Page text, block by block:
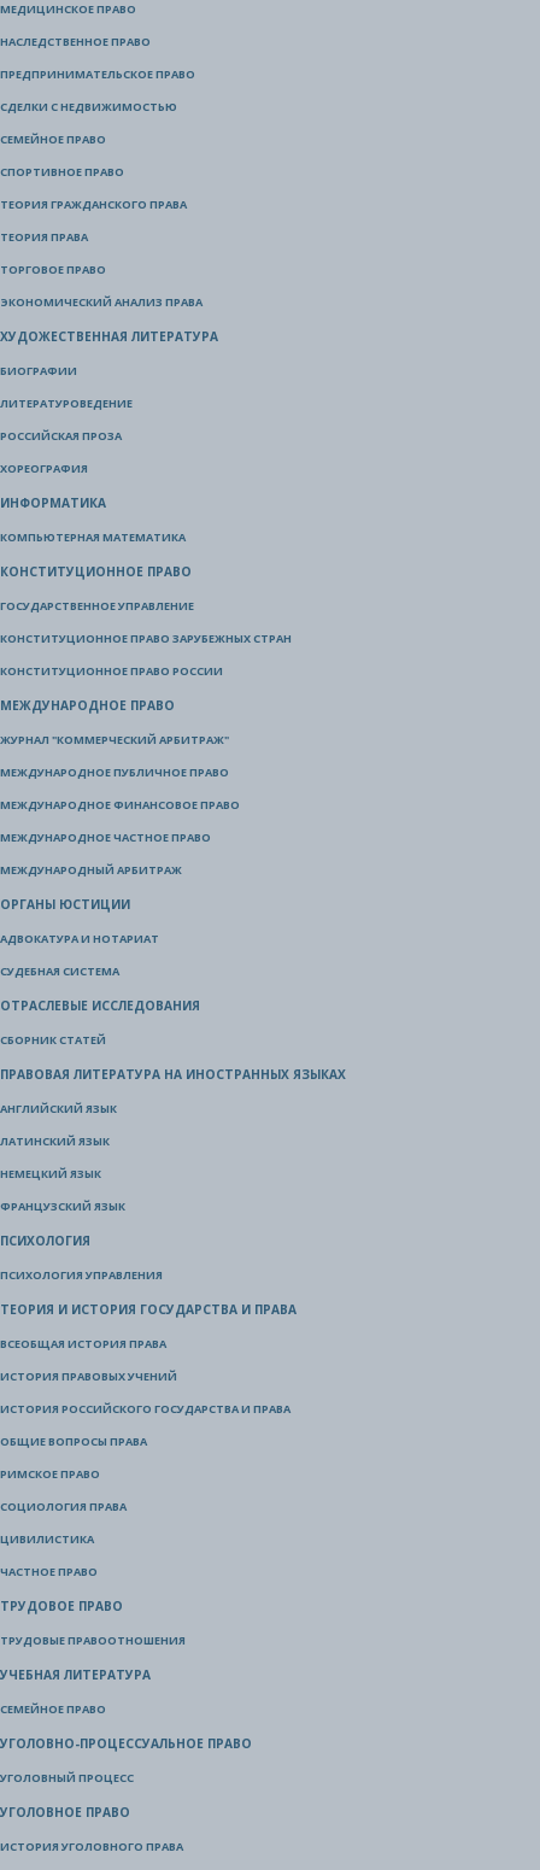
МЕДИЦИНСКОЕ ПРАВО
НАСЛЕДСТВЕННОЕ ПРАВО
ПРЕДПРИНИМАТЕЛЬСКОЕ ПРАВО
СДЕЛКИ С НЕДВИЖИМОСТЬЮ
СЕМЕЙНОЕ ПРАВО
СПОРТИВНОЕ ПРАВО
ТЕОРИЯ ГРАЖДАНСКОГО ПРАВА
ТЕОРИЯ ПРАВА
ТОРГОВОЕ ПРАВО
ЭКОНОМИЧЕСКИЙ АНАЛИЗ ПРАВА
ХУДОЖЕСТВЕННАЯ ЛИТЕРАТУРА
БИОГРАФИИ
ЛИТЕРАТУРОВЕДЕНИЕ
РОССИЙСКАЯ ПРОЗА
ХОРЕОГРАФИЯ
ИНФОРМАТИКА
КОМПЬЮТЕРНАЯ МАТЕМАТИКА
КОНСТИТУЦИОННОЕ ПРАВО
ГОСУДАРСТВЕННОЕ УПРАВЛЕНИЕ
КОНСТИТУЦИОННОЕ ПРАВО ЗАРУБЕЖНЫХ СТРАН
КОНСТИТУЦИОННОЕ ПРАВО РОССИИ
МЕЖДУНАРОДНОЕ ПРАВО
ЖУРНАЛ "КОММЕРЧЕСКИЙ АРБИТРАЖ"
МЕЖДУНАРОДНОЕ ПУБЛИЧНОЕ ПРАВО
МЕЖДУНАРОДНОЕ ФИНАНСОВОЕ ПРАВО
МЕЖДУНАРОДНОЕ ЧАСТНОЕ ПРАВО
МЕЖДУНАРОДНЫЙ АРБИТРАЖ
ОРГАНЫ ЮСТИЦИИ
АДВОКАТУРА И НОТАРИАТ
СУДЕБНАЯ СИСТЕМА
ОТРАСЛЕВЫЕ ИССЛЕДОВАНИЯ
СБОРНИК СТАТЕЙ
ПРАВОВАЯ ЛИТЕРАТУРА НА ИНОСТРАННЫХ ЯЗЫКАХ
АНГЛИЙСКИЙ ЯЗЫК
ЛАТИНСКИЙ ЯЗЫК
НЕМЕЦКИЙ ЯЗЫК
ФРАНЦУЗСКИЙ ЯЗЫК
ПСИХОЛОГИЯ
ПСИХОЛОГИЯ УПРАВЛЕНИЯ
ТЕОРИЯ И ИСТОРИЯ ГОСУДАРСТВА И ПРАВА
ВСЕОБЩАЯ ИСТОРИЯ ПРАВА
ИСТОРИЯ ПРАВОВЫХ УЧЕНИЙ
ИСТОРИЯ РОССИЙСКОГО ГОСУДАРСТВА И ПРАВА
ОБЩИЕ ВОПРОСЫ ПРАВА
РИМСКОЕ ПРАВО
СОЦИОЛОГИЯ ПРАВА
ЦИВИЛИСТИКА
ЧАСТНОЕ ПРАВО
ТРУДОВОЕ ПРАВО
ТРУДОВЫЕ ПРАВООТНОШЕНИЯ
УЧЕБНАЯ ЛИТЕРАТУРА
СЕМЕЙНОЕ ПРАВО
УГОЛОВНО-ПРОЦЕССУАЛЬНОЕ ПРАВО
УГОЛОВНЫЙ ПРОЦЕСС
УГОЛОВНОЕ ПРАВО
ИСТОРИЯ УГОЛОВНОГО ПРАВА